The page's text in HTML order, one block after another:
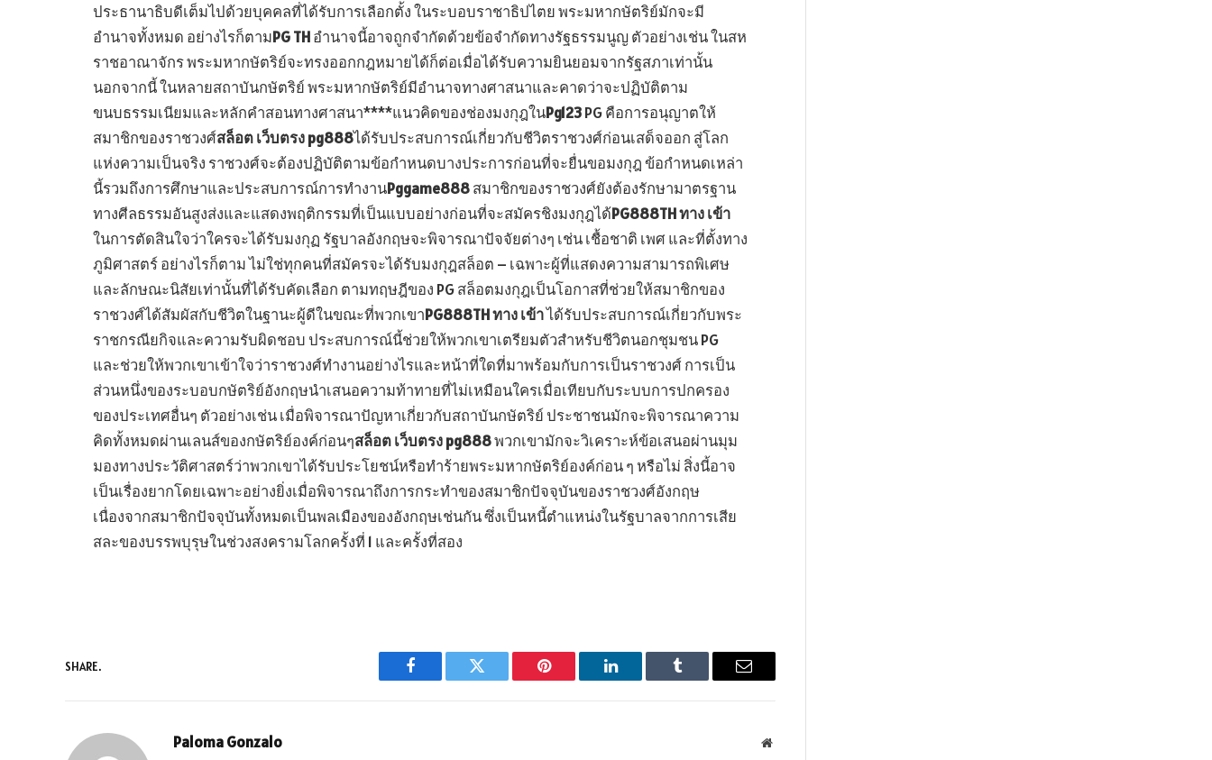
ประธานาธิบดีเต็มไปด้วยบุคคลที่ได้รับการเลือกตั้ง ในระบอบราชาธิปไตย พระมหากษัตริย์มักจะมี
อำนาจทั้งหมด อย่างไรก็ตามPG THอำนาจนี้อาจถูกจำกัดด้วยข้อจำกัดทางรัฐธรรมนูญ ตัวอย่างเช่น ในสห
ราชอาณาจักร พระมหากษัตริย์จะทรงออกกฎหมายได้ก็ต่อเมื่อได้รับความยินยอมจากรัฐสภาเท่านั้น
นอกจากนี้ ในหลายสถาบันกษัตริย์ พระมหากษัตริย์มีอำนาจทางศาสนาและคาดว่าจะปฏิบัติตาม
ขนบธรรมเนียมและหลักคำสอนทางศาสนา****แนวคิดของช่องมงกุฎในPg123PG คือการอนุญาตให้
สมาชิกของราชวงศ์สล็อต เว็บตรง pg888ได้รับประสบการณ์เกี่ยวกับชีวิตราชวงศ์ก่อนเสด็จออก สู่โลก
แห่งความเป็นจริง ราชวงศ์จะต้องปฏิบัติตามข้อกำหนดบางประการก่อนที่จะยื่นขอมงกุฎ ข้อกำหนดเหล่า
นี้รวมถึงการศึกษาและประสบการณ์การทำงานPggame888สมาชิกของราชวงศ์ยังต้องรักษามาตรฐาน
ทางศีลธรรมอันสูงส่งและแสดงพฤติกรรมที่เป็นแบบอย่างก่อนที่จะสมัครชิงมงกุฎได้PG888TH ทาง เข้า
ในการตัดสินใจว่าใครจะได้รับมงกุฏ รัฐบาลอังกฤษจะพิจารณาปัจจัยต่างๆ เช่น เชื้อชาติ เพศ และที่ตั้งทาง
ภูมิศาสตร์ อย่างไรก็ตาม ไม่ใช่ทุกคนที่สมัครจะได้รับมงกุฎสล็อต – เฉพาะผู้ที่แสดงความสามารถพิเศษ
และลักษณะนิสัยเท่านั้นที่ได้รับคัดเลือก ตามทฤษฎีของ PG สล็อตมงกุฎเป็นโอกาสที่ช่วยให้สมาชิกของ
ราชวงศ์ได้สัมผัสกับชีวิตในฐานะผู้ดีในขณะที่พวกเขาPG888TH ทาง เข้าได้รับประสบการณ์เกี่ยวกับพระ
ราชกรณียกิจและความรับผิดชอบ ประสบการณ์นี้ช่วยให้พวกเขาเตรียมตัวสำหรับชีวิตนอกชุมชน PG
และช่วยให้พวกเขาเข้าใจว่าราชวงศ์ทำงานอย่างไรและหน้าที่ใดที่มาพร้อมกับการเป็นราชวงศ์ การเป็น
ส่วนหนึ่งของระบอบกษัตริย์อังกฤษนำเสนอความท้าทายที่ไม่เหมือนใครเมื่อเทียบกับระบบการปกครอง
ของประเทศอื่นๆ ตัวอย่างเช่น เมื่อพิจารณาปัญหาเกี่ยวกับสถาบันกษัตริย์ ประชาชนมักจะพิจารณาความ
คิดทั้งหมดผ่านเลนส์ของกษัตริย์องค์ก่อนๆสล็อต เว็บตรง pg888พวกเขามักจะวิเคราะห์ข้อเสนอผ่านมุม
มองทางประวัติศาสตร์ว่าพวกเขาได้รับประโยชน์หรือทำร้ายพระมหากษัตริย์องค์ก่อน ๆ หรือไม่ สิ่งนี้อาจ
เป็นเรื่องยากโดยเฉพาะอย่างยิ่งเมื่อพิจารณาถึงการกระทำของสมาชิกปัจจุบันของราชวงศ์อังกฤษ
เนื่องจากสมาชิกปัจจุบันทั้งหมดเป็นพลเมืองของอังกฤษเช่นกัน ซึ่งเป็นหนี้ตำแหน่งในรัฐบาลจากการเสีย
สละของบรรพบุรุษในช่วงสงครามโลกครั้งที่ 1 และครั้งที่สอง
SHARE.
Facebook Twitter Pinterest LinkedIn Tumblr Email
Paloma Gonzalo Website